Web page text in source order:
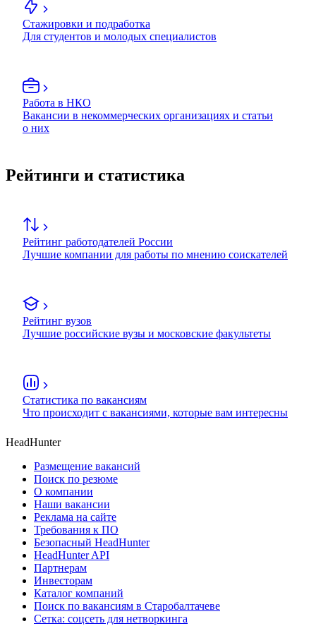
Стажировки и подработка
Для студентов и молодых специалистов
Работа в НКО
Вакансии в некоммерческих организациях и статьи
о них
Рейтинги и статистика
Рейтинг работодателей России
Лучшие компании для работы по мнению соискателей
Рейтинг вузов
Лучшие российские вузы и московские факультеты
Статистика по вакансиям
Что происходит с вакансиями, которые вам интересны
HeadHunter
Размещение вакансий
Поиск по резюме
О компании
Наши вакансии
Реклама на сайте
Требования к ПО
Безопасный HeadHunter
HeadHunter API
Партнерам
Инвесторам
Каталог компаний
Поиск по вакансиям в Старобалтачеве
Сетка: соцсеть для нетворкинга